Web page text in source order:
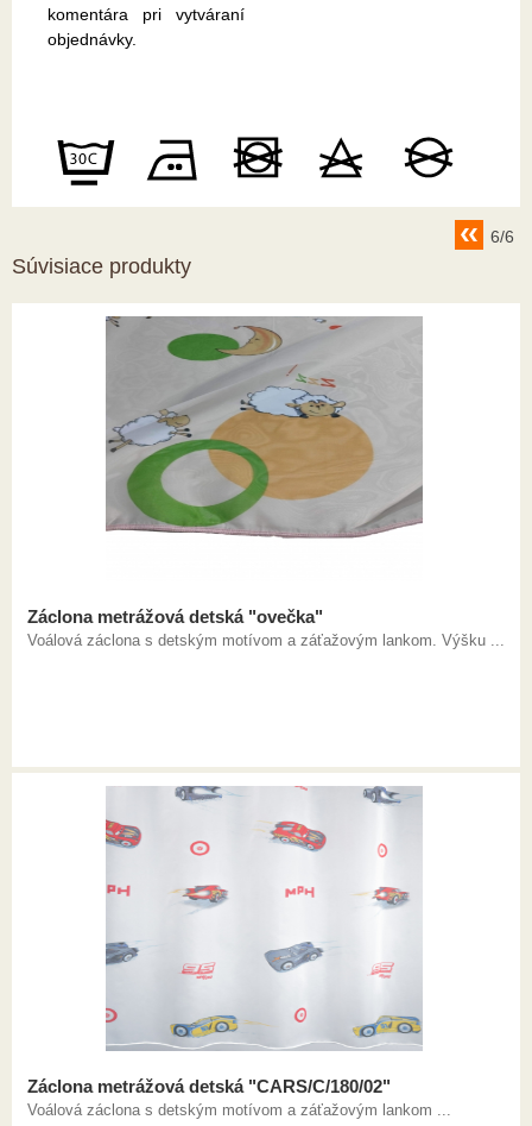
komentára pri vytváraní
objednávky.
6/6
Súvisiace produkty
Záclona metrážová detská "ovečka"
Voálová záclona s detským motívom a záťažovým lankom. Výšku ...
Záclona metrážová detská "CARS/C/180/02"
Voálová záclona s detským motívom a záťažovým lankom ...